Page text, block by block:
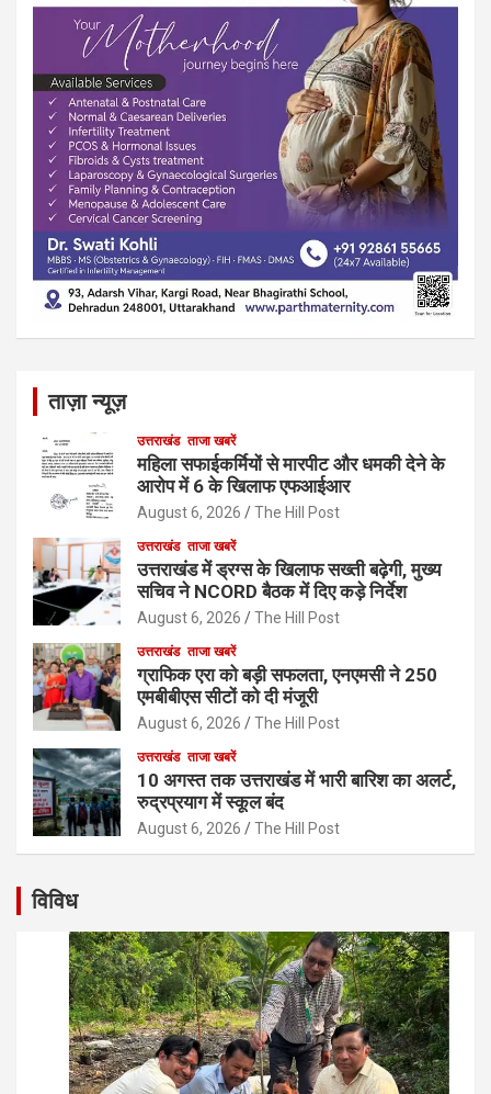
ताज़ा न्यूज़
उत्तराखंड ताजा खबरें
महिला सफाईकर्मियों से मारपीट और धमकी देने के
आरोप में 6 के खिलाफ एफआईआर
August 6, 2026 The Hill Post
उत्तराखंड ताजा खबरें
उत्तराखंड में ड्रग्स के खिलाफ सख्ती बढ़ेगी, मुख्य
सचिव ने NCORD बैठक में दिए कड़े निर्देश
August 6, 2026 The Hill Post
उत्तराखंड ताजा खबरें
ग्राफिक एरा को बड़ी सफलता, एनएमसी ने 250
एमबीबीएस सीटों को दी मंजूरी
August 6, 2026 The Hill Post
उत्तराखंड ताजा खबरें
10 अगस्त तक उत्तराखंड में भारी बारिश का अलर्ट,
रुद्रप्रयाग में स्कूल बंद
August 6, 2026 The Hill Post
विविध